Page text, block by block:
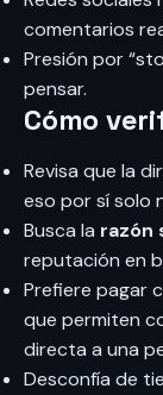
comentarios
Presión por
pensar.
Cómo
Revisa que la
eso por sí solo
Busca la razón
reputación en
Prefiere pagar
que permiten
directa a una
Desconfía de